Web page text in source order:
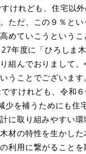
けれども、住宅以
ただ、この９％と
めていこうという
年度に「ひろしま
組んでおりまして
うことでございま
すけれども、令和
を補うためにも住
に取り組みやすい
材の特性を生かし
利用に繋がること